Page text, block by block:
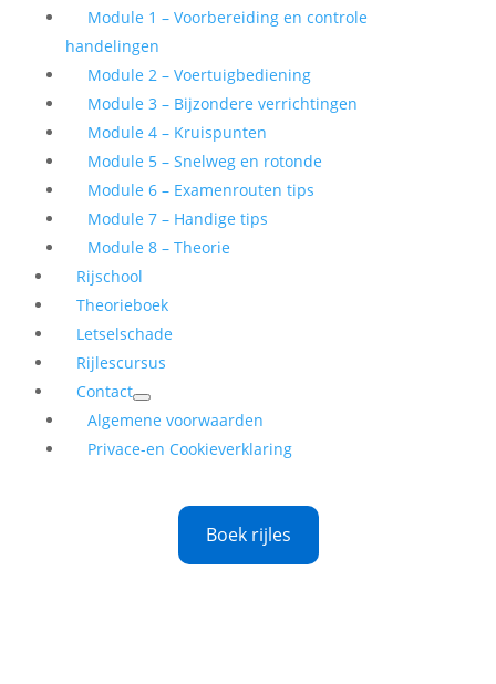
Module 1 – Voorbereiding en controle
handelingen
Module 2 – Voertuigbediening
Module 3 – Bijzondere verrichtingen
Module 4 – Kruispunten
Module 5 – Snelweg en rotonde
Module 6 – Examenrouten tips
Module 7 – Handige tips
Module 8 – Theorie
Rijschool
Theorieboek
Letselschade
Rijlescursus
Contact
Algemene voorwaarden
Privace-en Cookieverklaring
Boek rijles